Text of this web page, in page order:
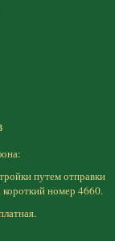
путем отправки
номер 4660.